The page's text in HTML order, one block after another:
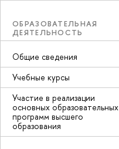
ОБРАЗОВАТЕЛЬНАЯ
ДЕЯТЕЛЬНОСТЬ
Общие сведения
Учебные курсы
Участие в реализации
основных образовательных
программ высшего
образования